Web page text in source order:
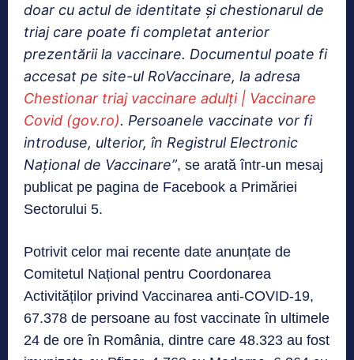
doar cu actul de identitate și chestionarul de
triaj care poate fi completat anterior
prezentării la vaccinare. Documentul poate fi
accesat pe site-ul RoVaccinare, la adresa
Chestionar triaj vaccinare adulți | Vaccinare
Covid (gov.ro). Persoanele vaccinate vor fi
introduse, ulterior, în Registrul Electronic
Național de Vaccinare”, se arată într-un mesaj
publicat pe pagina de Facebook a Primăriei
Sectorului 5.
Potrivit celor mai recente date anunțate de
Comitetul Național pentru Coordonarea
Activităților privind Vaccinarea anti-COVID-19,
67.378 de persoane au fost vaccinate în ultimele
24 de ore în România, dintre care 48.323 au fost